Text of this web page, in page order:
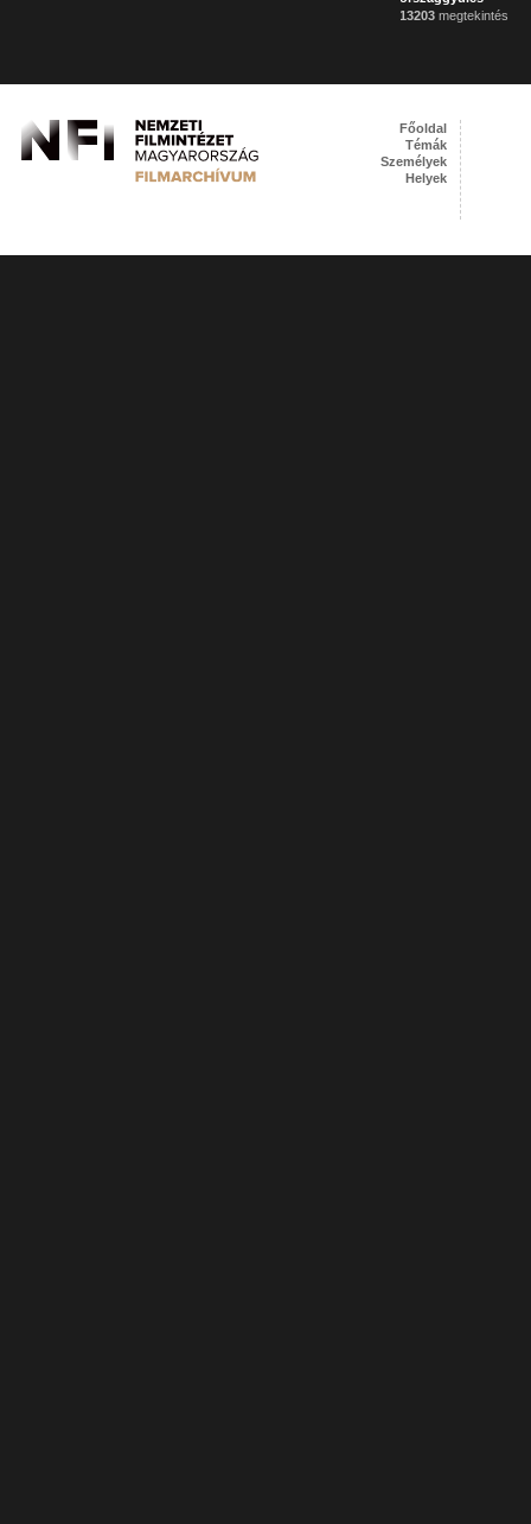
13203 megtekintés
Főoldal
Témák
Személyek
Helyek